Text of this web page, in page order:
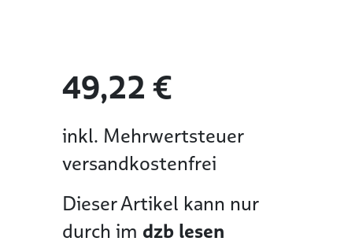
49,22 €
inkl. Mehrwertsteuer
versandkostenfrei
Dieser Artikel kann nur
durch im dzb lesen